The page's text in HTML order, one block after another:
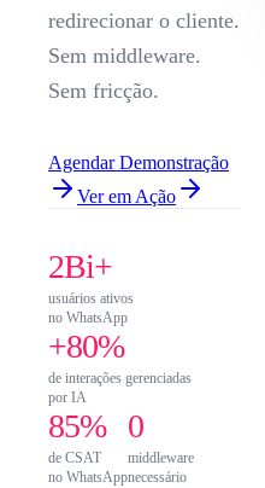
redirecionar o cliente.
Sem middleware.
Sem fricção.
Agendar Demonstração
Ver em Ação
2Bi+
usuários ativos
no WhatsApp
+80%
de interações gerenciadas
por IA
85%
de CSAT
no WhatsApp
0
middleware
necessário